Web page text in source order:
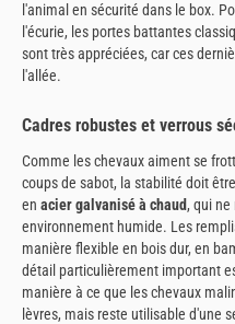
l'animal en sécurité dans le box.
l'écurie, les portes battantes
sont très appréciées, car ces
l'allée.
Cadres robustes et verrous
Comme les chevaux aiment se
coups de sabot, la stabilité doit
en acier galvanisé à chaud, qui ne
environnement humide. Les
manière flexible en bois dur, en
détail particulièrement important
manière à ce que les chevaux
lèvres, mais reste utilisable d'une